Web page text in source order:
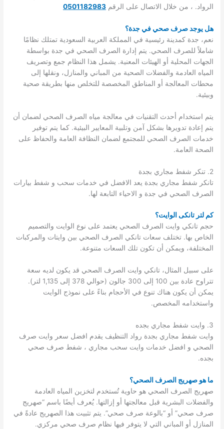
الرواد. ، من خلال الاتصال على الرقم0501182983
هل يوجد صرف صحي في جدة؟
نعم، جدة كمدينة رئيسية في المملكة العربية السعودية تمتلك نظامًا
شاملاً للصرف الصحي. يتم إدارة الصرف الصحي في جدة بواسطة
الجهات المحلية أو الهيئات المعنية. يشمل هذا النظام جمع وتصريف
المياه العادمة والفضلات الصحية من المباني والمنازل، ونقلها إلى
محطات المعالجة أو المناطق المخصصة للتخلص منها بطريقة صحية
وبيئية.
يتم استخدام أحدث التقنيات في معالجة مياه الصرف الصحي لضمان أن
يتم إعادة تدويرها بشكل آمن وتلبية المعايير البيئية. كما يتم توفير
خدمات الصرف الصحي للمجتمع لضمان النظافة العامة والحفاظ على
الصحة العامة.
2. تنكر شفط مجاري بجدة
تانكر شفط مجاري بجدة يعد الافضل في خدمات سحب و شفط بيارات
الصرف الصحي في جدة و الاحياء التابعة لها.
كم لتر تانكى الوايت؟
حجم تانكي وايت الصرف الصحي يعتمد على نوع الوايت والتصميم
الخاص بها. تختلف سعات تانكي الصرف الصحي بين وايتات والمركبات
المختلفة، ويمكن أن تكون تلك السعات متنوعة.
على سبيل المثال، تانكي وايت الصرف الصحي قد يكون لديه سعة
تتراوح عادة بين 100 إلى 300 جالون (حوالي 378 إلى 1,135 لتر).
يمكن أن يكون هناك تنوع في الأحجام بناءً على نموذج الوايت
واستخدامه المخصص.
3. وايت شفط مجاري بجده
وايت شفط مجاري بجدة رواد التنظيف يقدم افضل سعر وايت صرف
الصحي و افضل خدمات وايت سحب مجاري ، شفط صرف صحي
بجده.
ما هو صهريج الصرف الصحي؟
صهريج الصرف الصحي هو حاوية تُستخدم لتخزين المياه العادمة
والفضلات البشرية قبل معالجتها أو إزالتها. يُعرف أيضًا باسم “صهريج
صرف صحي” أو “بالوعة صرف صحي”. يتم تثبيت هذا الصهريج عادةً في
المنازل أو المباني التي لا يتوفر فيها نظام صرف صحي مركزي.